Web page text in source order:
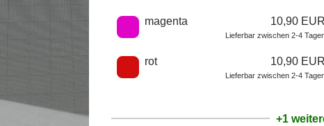
magenta 10,90 EUR
Lieferbar zwischen 2-4
rot 10,90 EUR
Lieferbar zwischen 2-4
+1